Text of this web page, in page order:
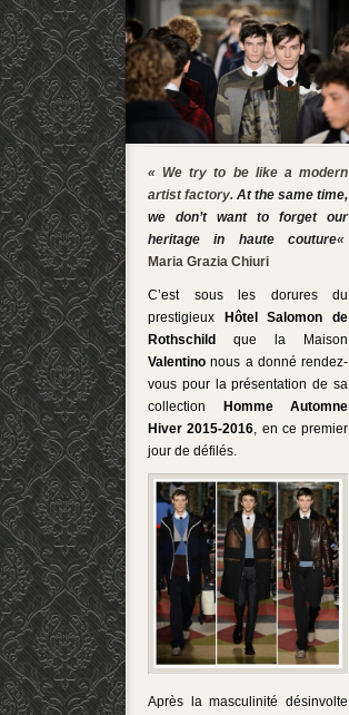
« We try to be like a modern
artist factory. At the same time,
we don’t want to forget our
heritage in haute couture«
Maria Grazia Chiuri
C’est sous les dorures du
prestigieux
Hôtel Salomon de
Rothschild
que la Maison
Valentinonous a donné rendez-
vous pour la présentation de sa
collection
Homme Automne
Hiver 2015-2016, en ce premier
jour de défilés.
Après la masculinité désinvolte